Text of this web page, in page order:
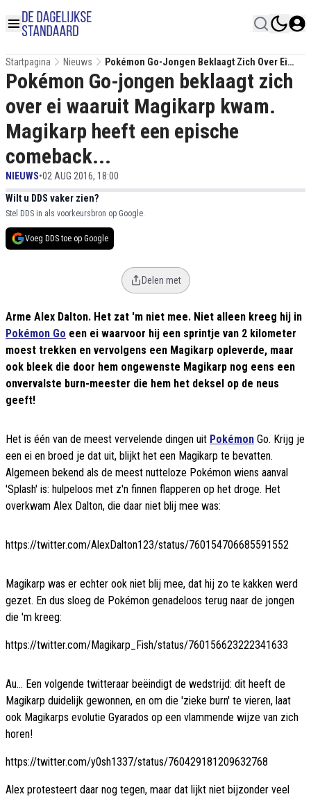
Startpagina Nieuws
Pokémon Go-Jongen Beklaagt Zich Over Ei
Waaruit Magikarp Kwam. Magikarp Heeft Een
Epische Comeback...
Pokémon Go-jongen beklaagt zich
over ei waaruit Magikarp kwam.
Magikarp heeft een epische
comeback...
NIEUWS•02 AUG 2016, 18:00
Wilt u DDS vaker zien?
Stel DDS in als voorkeursbron op Google.
Voeg DDS toe op Google
Delen met
Arme Alex Dalton. Het zat 'm niet mee. Niet alleen kreeg hij in
Pokémon Go een ei waarvoor hij een sprintje van 2 kilometer
moest trekken en vervolgens een Magikarp opleverde, maar
ook bleek die door hem ongewenste Magikarp nog eens een
onvervalste burn-meester die hem het deksel op de neus
geeft!
Het is één van de meest vervelende dingen uit Pokémon Go. Krijg je
een ei en broed je dat uit, blijkt het een Magikarp te bevatten.
Algemeen bekend als de meest nutteloze Pokémon wiens aanval
'Splash' is: hulpeloos met z'n finnen flapperen op het droge. Het
overkwam Alex Dalton, die daar niet blij mee was:
https://twitter.com/AlexDalton123/status/760154706685591552
Magikarp was er echter ook niet blij mee, dat hij zo te kakken werd
gezet. En dus sloeg de Pokémon genadeloos terug naar de jongen
die 'm kreeg:
https://twitter.com/Magikarp_Fish/status/760156623222341633
Au... Een volgende twitteraar beëindigt de wedstrijd: dit heeft de
Magikarp duidelijk gewonnen, en om die 'zieke burn' te vieren, laat
ook Magikarps evolutie Gyarados op een vlammende wijze van zich
horen!
https://twitter.com/y0sh1337/status/760429181209632768
Alex protesteert daar nog tegen, maar dat lijkt niet bijzonder veel